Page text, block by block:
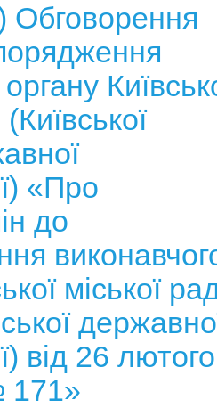
«Про
до
міської
від 26 лютого
171»